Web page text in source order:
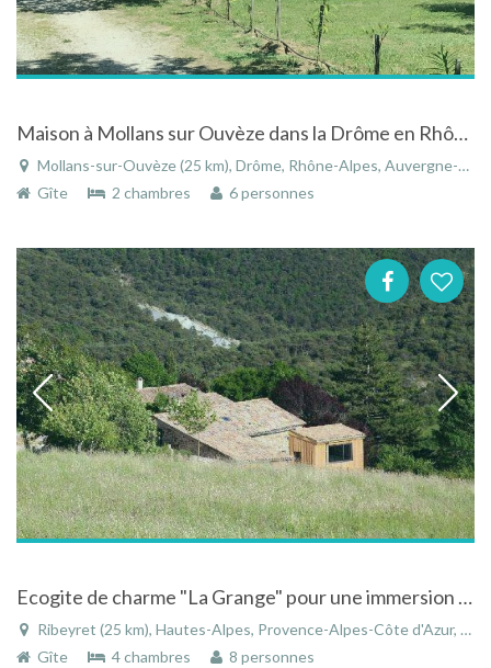
Maison à Mollans sur Ouvèze dans la Drôme en Rhône-Alpes en pleine nature
Mollans-sur-Ouvèze (25 km), Drôme, Rhône-Alpes, Auvergne-Rhône-Alpes, France
Gîte
2 chambres 6 personnes
Ecogite de charme "La Grange" pour une immersion nature en Provence
Ribeyret (25 km), Hautes-Alpes, Provence-Alpes-Côte d'Azur, France
Gîte
4 chambres 8 personnes